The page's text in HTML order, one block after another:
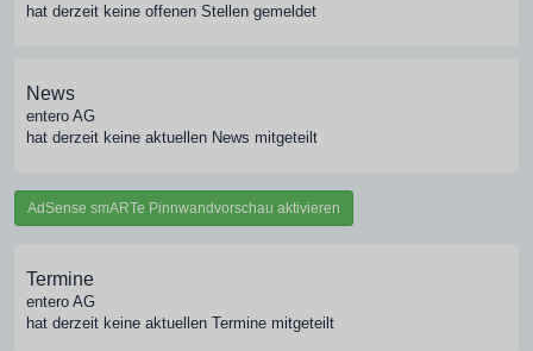
hat derzeit keine offenen Stellen gemeldet
News
entero AG
hat derzeit keine aktuellen News mitgeteilt
AdSense smARTe Pinnwandvorschau aktivieren
Termine
entero AG
hat derzeit keine aktuellen Termine mitgeteilt